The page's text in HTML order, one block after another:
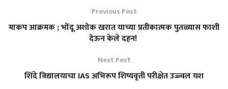
Previous Post
माकप आक्रमक ; भोंदू अशोक खरात याच्या प्रतीकात्मक पुतळ्यास फाशी
देऊन केले दहन!
Next Post
शिंदे विद्यालयाचा IAS अभिरूप शिष्यवृत्ती परीक्षेत उज्ज्वल यश